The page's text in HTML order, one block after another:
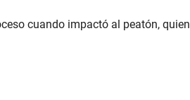
cuando impactó al peatón, quien